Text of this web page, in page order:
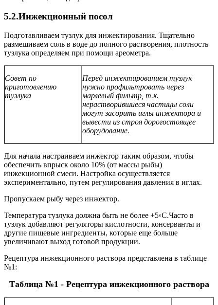
5.2.Инжекционный посол
Подготавливаем тузлук для инжектирования. Тщательно
размешиваем соль в воде до полного растворения, плотность
тузлука определяем при помощи ареометра.
Совет по
приготовлению
тузлука
Перед инжектированием тузлук
нужно профильтровать через
марлевый фильтр, т.к.
нерастворившиеся частицы соли
могут засорить иглы инжектора и
вывести из строя дорогостоящее
оборудование.
Для начала настраиваем инжектор таким образом, чтобы
обеспечить впрыск около 10% (от массы рыбы)
инжекционной смеси. Настройка осуществляется
экспериментально, путем регулирования давления в иглах.
Пропускаем рыбу через инжектор.
Температура тузлука должна быть не более +5◦С.Часто в
тузлук добавляют регуляторы кислотности, консерванты и
другие пищевые ингредиенты, которые еще больше
увеличивают выход готовой продукции.
Рецептура инжекционного раствора представлена в таблице
№1:
Таблица №1 - Рецептура инжекционного раствора